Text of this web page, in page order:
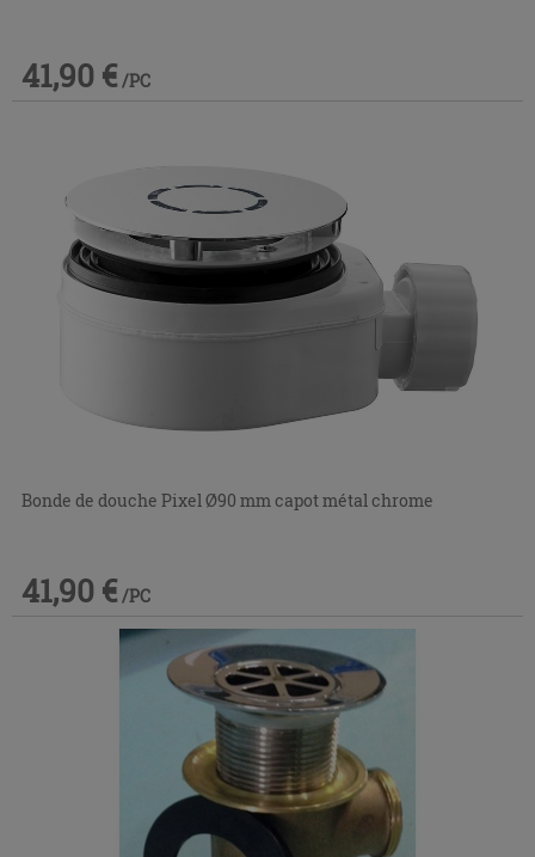
41,90 € /PC
Bonde de douche Pixel Ø90 mm capot métal chrome
41,90 € /PC